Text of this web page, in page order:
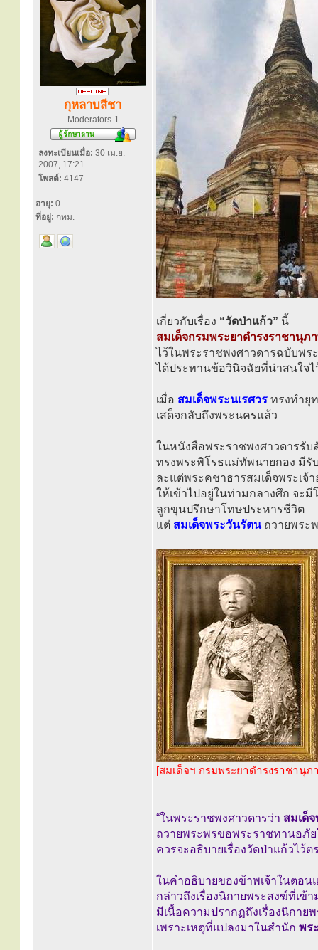
กุหลาบสีชา
Moderators-1
ลงทะเบียนเมื่อ: 30 เม.ย.
2007, 17:21
โพสต์: 4147
อายุ: 0
ที่อยู่: กทม.
เกี่ยวกับเรื่อง “วัดป่าแก้ว” นี้
สมเด็จกรมพระยาดำรงราชานุภ
ไว้ในพระราชพงศาวดารฉบับพร
ได้ประทานข้อวินิจฉัยที่น่าสนใจ
เมื่อ สมเด็จพระนเรศวร ทรงทำยุ
เสด็จกลับถึงพระนครแล้ว
ในหนังสือพระราชพงศาวดารรับ
ทรงพระพิโรธแม่ทัพนายกอง มีรั
ละแต่พระคชาธารสมเด็จพระเจ้
ให้เข้าไปอยู่ในท่ามกลางศึก จะ
ลูกขุนปรึกษาโทษประหารชีวิต
แต่ สมเด็จพระวันรัตนถวายพระ
[สมเด็จฯ กรมพระยาดำรงราชานุภ
“ในพระราชพงศาวดารว่า สมเด็
ถวายพระพรขอพระราชทานอภั
ควรจะอธิบายเรื่องวัดป่าแก้วไว้
ในคำอธิบายของข้าพเจ้าในตอ
กล่าวถึงเรื่องนิกายพระสงฆ์ที่เข้
มีเนื้อความปรากฏถึงเรื่องนิกาย
เพราะเหตุที่แปลงมาในสำนัก พร